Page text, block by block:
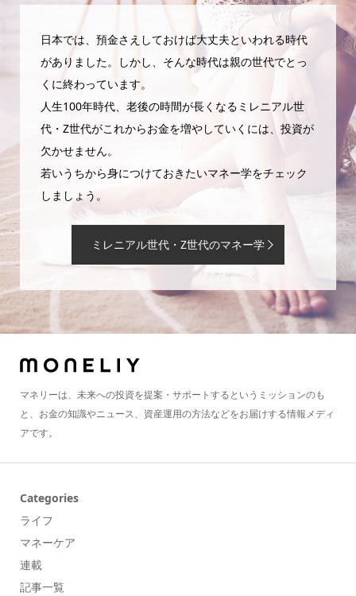
日本では、預金さえしておけば大丈夫といわれる時代
がありました。しかし、そんな時代は親の世代でとっ
くに終わっています。
人生100年時代、老後の時間が長くなるミレニアル世
代・Z世代がこれからお金を増やしていくには、投資が
欠かせません。
若いうちから身につけておきたいマネー学をチェック
しましょう。
ミレニアル世代・Z世代のマネー学
マネリーは、未来への投資を提案・サポートするというミッションのも
と、お金の知識やニュース、資産運用の方法などをお届けする情報メディ
アです。
Categories
ライフ
マネーケア
連載
記事一覧